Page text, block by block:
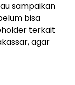
sampaikan
bisa
terkait
agar